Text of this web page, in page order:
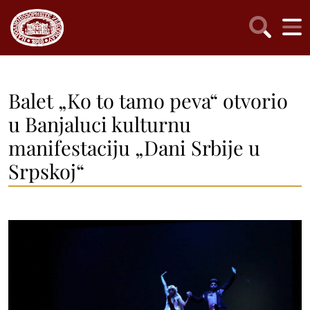
Balet „Ko to tamo peva“ otvorio
u Banjaluci kulturnu
manifestaciju „Dani Srbije u
Srpskoj“